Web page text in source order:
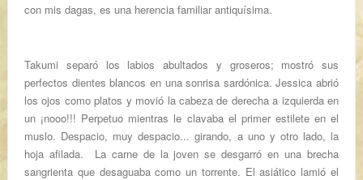
con mis dagas, es una herencia familiar antiquísima.
Takumi separó los labios abultados y groseros; mostró sus
perfectos dientes blancos en una sonrisa sardónica. Jessica abrió
los ojos como platos y movió la cabeza de derecha a izquierda en
un ¡nooo!!! Perpetuo mientras le clavaba el primer estilete en el
muslo. Despacio, muy despacio... girando, a uno y otro lado, la
hoja afilada.
La carne de la joven se desgarró en una brecha
sangrienta que desaguaba como un torrente. El asiático lamió el